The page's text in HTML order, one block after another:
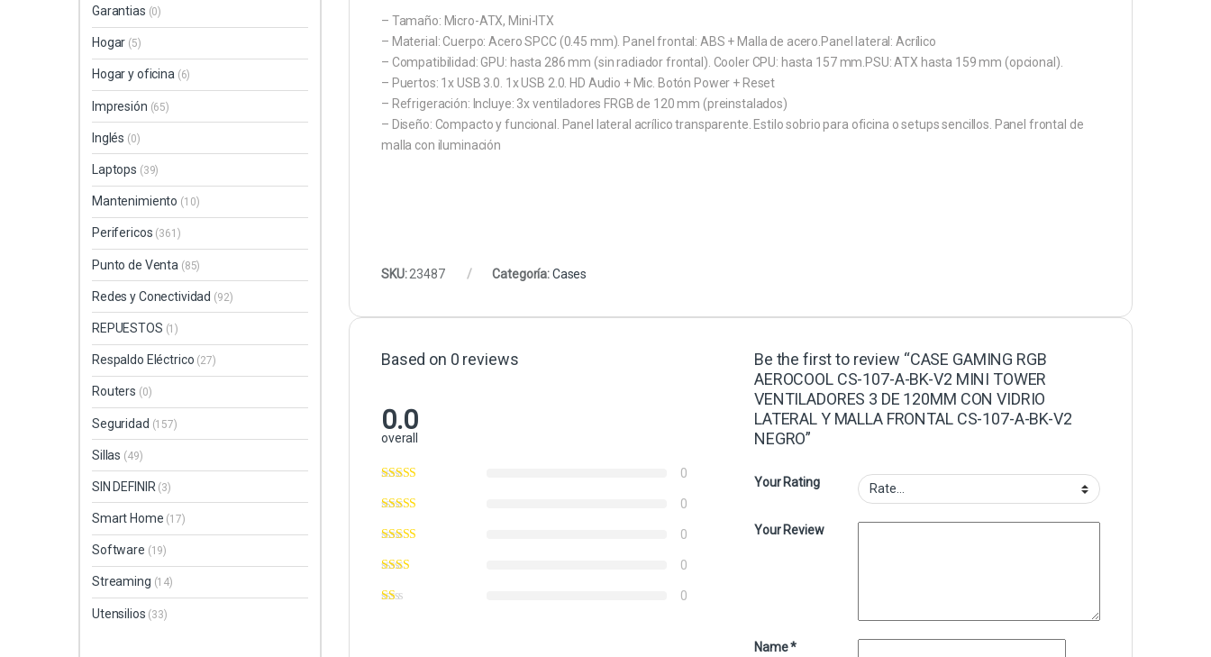
– Tamaño: Micro-ATX, Mini-ITX
– Material: Cuerpo: Acero SPCC (0.45 mm). Panel frontal: ABS + Malla de acero.Panel lateral: Acrílico
– Compatibilidad: GPU: hasta 286 mm (sin radiador frontal). Cooler CPU: hasta 157 mm.PSU: ATX hasta 159 mm (opcional).
– Puertos: 1x USB 3.0. 1x USB 2.0. HD Audio + Mic. Botón Power + Reset
– Refrigeración: Incluye: 3x ventiladores FRGB de 120 mm (preinstalados)
– Diseño: Compacto y funcional. Panel lateral acrílico transparente. Estilo sobrio para oficina o setups sencillos. Panel frontal de
malla con iluminación
SKU:23487 Categoría:Cases
Based on 0 reviews
0.0
overall
0
0
0
0
0
Be the first to review “CASE GAMING RGB
AEROCOOL CS-107-A-BK-V2 MINI TOWER
VENTILADORES 3 DE 120MM CON VIDRIO
LATERAL Y MALLA FRONTAL CS-107-A-BK-V2
NEGRO”
Your Rating
Your Review
Name*
Garantias (0)
Hogar (5)
Hogar y oficina (6)
Impresión (65)
Inglés (0)
Laptops (39)
Mantenimiento (10)
Perifericos (361)
Punto de Venta (85)
Redes y Conectividad (92)
REPUESTOS (1)
Respaldo Eléctrico (27)
Routers (0)
Seguridad (157)
Sillas (49)
SIN DEFINIR (3)
Smart Home (17)
Software (19)
Streaming (14)
Utensilios (33)